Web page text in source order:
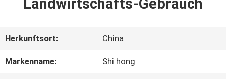
VIDEOS
Landwirtschafts-Gebrauch
Herkunftsort: China
Markenname: Shi hong